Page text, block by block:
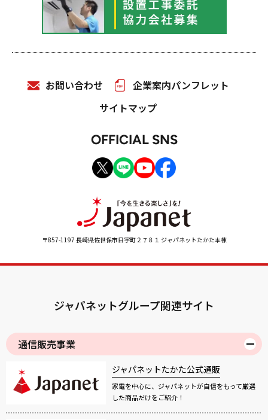
〒857-1197 長崎県佐世保市日宇町２７８１ ジャパネットたかた本棟
お問い合わせ
企業案内パンフレット
サイトマップ
OFFICIAL SNS
ジャパネットグループ関連サイト
通信販売事業
ジャパネットたかた公式通販
家電を中心に、ジャパネットが自信をもって厳選
した商品だけをご紹介！